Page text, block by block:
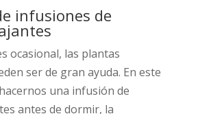
infusiones de
ocasional, las plantas
ser de gran ayuda. En este
una infusión de
antes de dormir, la